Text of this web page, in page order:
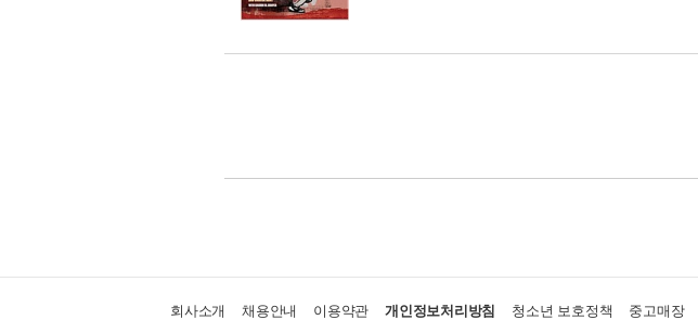
회사소개 채용안내 이용약관 개인정보처리방침 청소년 보호정책 중고매장